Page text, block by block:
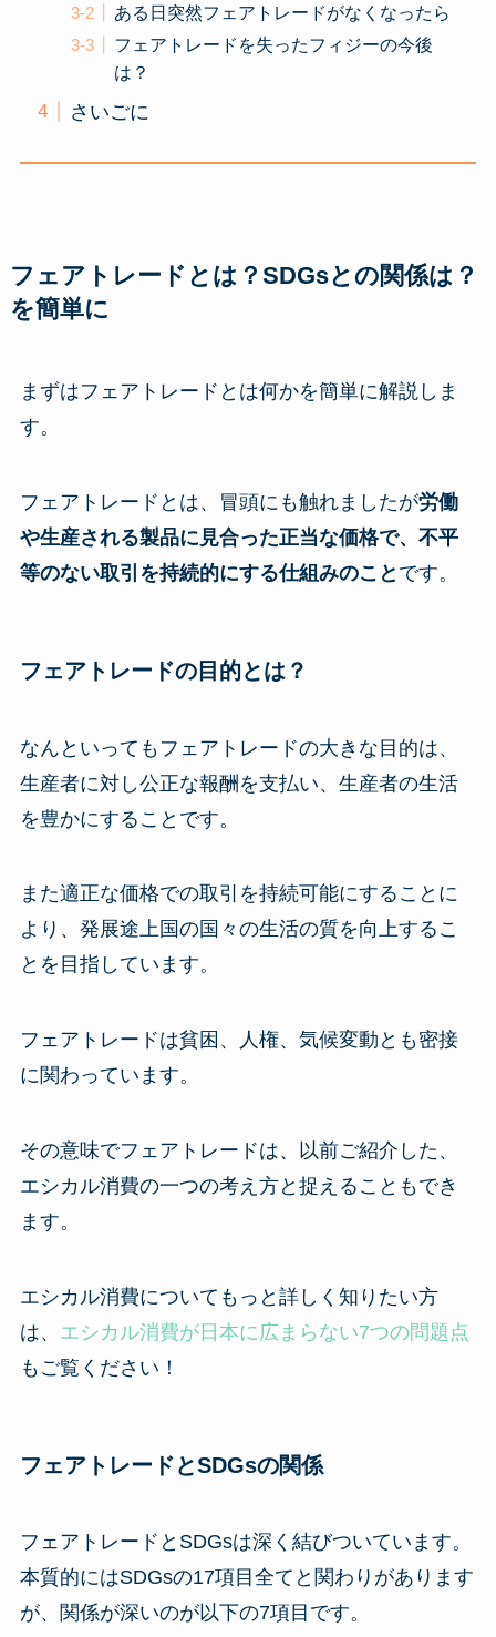
ある日突然フェアトレードがなくなったら
フェアトレードを失ったフィジーの今後
は？
さいごに
フェアトレードとは？SDGsとの関係は？
を簡単に
まずはフェアトレードとは何かを簡単に解説しま
す。
フェアトレードとは、冒頭にも触れましたが労働
や生産される製品に見合った正当な価格で、不平
等のない取引を持続的にする仕組みのこと です。
フェアトレードの目的とは？
なんといってもフェアトレードの大きな目的は、
生産者に対し公正な報酬を支払い、生産者の生活
を豊かにすることです。
また適正な価格での取引を持続可能にすることに
より、発展途上国の国々の生活の質を向上するこ
とを目指しています。
フェアトレードは貧困、人権、気候変動とも密接
に関わっています。
その意味でフェアトレードは、以前ご紹介した、
エシカル消費の一つの考え方と捉えることもでき
ます。
エシカル消費についてもっと詳しく知りたい方
は、 エシカル消費が日本に広まらない7つの問題点
もご覧ください！
フェアトレードとSDGsの関係
フェアトレードとSDGsは深く結びついています。
本質的にはSDGsの17項目全てと関わりがあります
が、関係が深いのが以下の7項目です。